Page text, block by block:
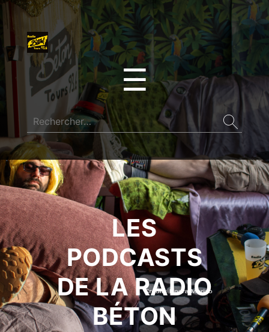
☰
LES
PODCASTS
DE LA RADIO
BÉTON